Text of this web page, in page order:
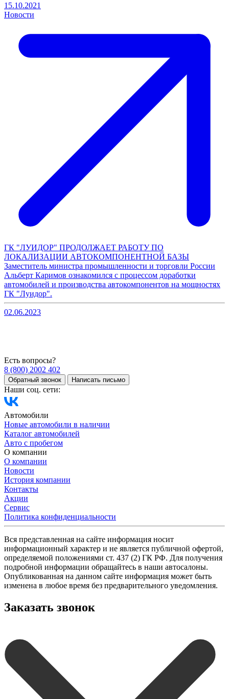
15.10.2021
Новости
ГК "ЛУИДОР" ПРОДОЛЖАЕТ РАБОТУ ПО
ЛОКАЛИЗАЦИИ АВТОКОМПОНЕНТНОЙ БАЗЫ
Заместитель министра промышленности и торговли России
Альберт Каримов ознакомился с процессом доработки
автомобилей и производства автокомпонентов на мощностях
ГК "Луидор".
02.06.2023
Есть вопросы?
8 (800) 2002 402
Обратный звонок Написать письмо
Наши соц. сети:
Автомобили
Новые автомобили в наличии
Каталог автомобилей
Авто с пробегом
О компании
О компании
Новости
История компании
Контакты
Акции
Сервис
Политика конфиденциальности
Вся представленная на сайте информация носит
информационный характер и не является публичной офертой,
определяемой положениями ст. 437 (2) ГК РФ. Для получения
подробной информации обращайтесь в наши автосалоны.
Опубликованная на данном сайте информация может быть
изменена в любое время без предварительного уведомления.
Заказать звонок